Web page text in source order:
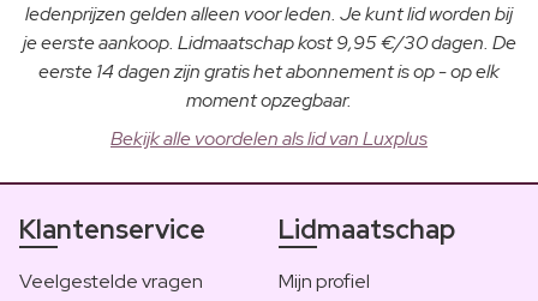
ledenprijzen gelden alleen voor leden. Je kunt lid worden bij
je eerste aankoop. Lidmaatschap kost 9,95 €/30 dagen. De
eerste 14 dagen zijn gratis het abonnement is op - op elk
moment opzegbaar.
Bekijk alle voordelen als lid van Luxplus
Klantenservice
Veelgestelde vragen
Lidmaatschap
Mijn profiel